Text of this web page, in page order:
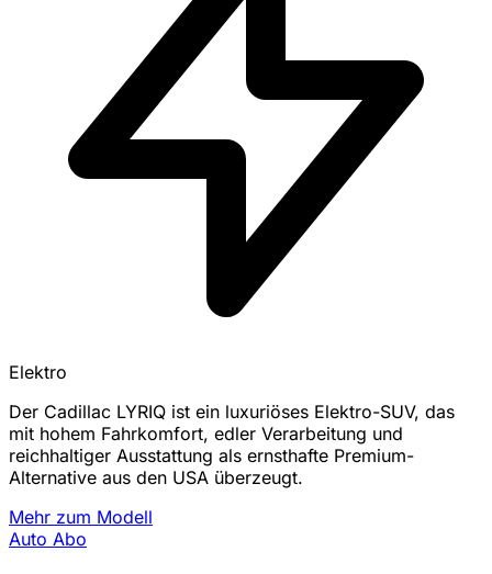
Elektro
Der Cadillac LYRIQ ist ein luxuriöses Elektro-SUV, das
mit hohem Fahrkomfort, edler Verarbeitung und
reichhaltiger Ausstattung als ernsthafte Premium-
Alternative aus den USA überzeugt.
Mehr zum Modell
Auto Abo